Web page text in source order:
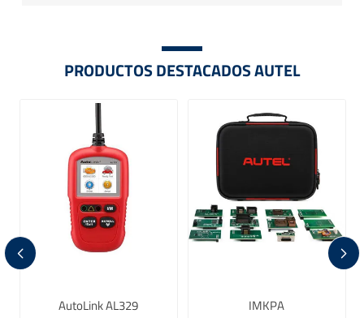
PRODUCTOS DESTACADOS AUTEL
AutoLink AL329 IMKPA